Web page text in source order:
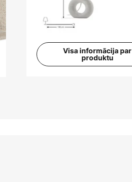
Visa informācija par
produktu